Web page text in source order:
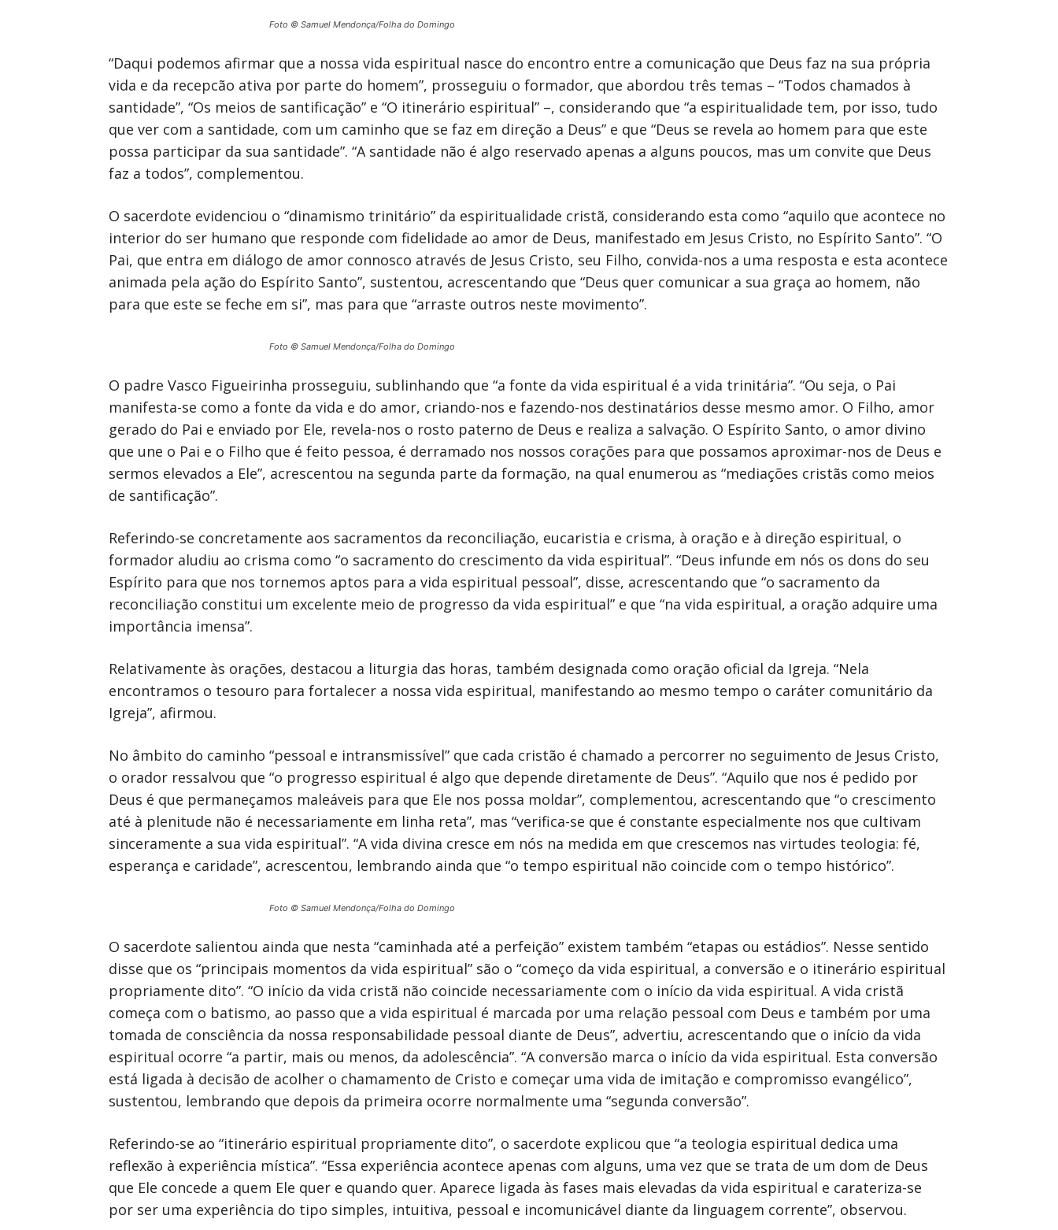
Foto © Samuel Mendonça/Folha do Domingo
“Daqui podemos afirmar que a nossa vida espiritual nasce do encontro entre a comunicação que Deus faz na sua própria
vida e da recepcão ativa por parte do homem”, prosseguiu o formador, que abordou três temas – “Todos chamados à
santidade”, “Os meios de santificação” e “O itinerário espiritual” –, considerando que “a espiritualidade tem, por isso, tudo
que ver com a santidade, com um caminho que se faz em direção a Deus” e que “Deus se revela ao homem para que este
possa participar da sua santidade”. “A santidade não é algo reservado apenas a alguns poucos, mas um convite que Deus
faz a todos”, complementou.
O sacerdote evidenciou o “dinamismo trinitário” da espiritualidade cristã, considerando esta como “aquilo que acontece no
interior do ser humano que responde com fidelidade ao amor de Deus, manifestado em Jesus Cristo, no Espírito Santo”. “O
Pai, que entra em diálogo de amor connosco através de Jesus Cristo, seu Filho, convida-nos a uma resposta e esta acontece
animada pela ação do Espírito Santo”, sustentou, acrescentando que “Deus quer comunicar a sua graça ao homem, não
para que este se feche em si”, mas para que “arraste outros neste movimento”.
Foto © Samuel Mendonça/Folha do Domingo
O padre Vasco Figueirinha prosseguiu, sublinhando que “a fonte da vida espiritual é a vida trinitária”. “Ou seja, o Pai
manifesta-se como a fonte da vida e do amor, criando-nos e fazendo-nos destinatários desse mesmo amor. O Filho, amor
gerado do Pai e enviado por Ele, revela-nos o rosto paterno de Deus e realiza a salvação. O Espírito Santo, o amor divino
que une o Pai e o Filho que é feito pessoa, é derramado nos nossos corações para que possamos aproximar-nos de Deus e
sermos elevados a Ele”, acrescentou na segunda parte da formação, na qual enumerou as “mediações cristãs como meios
de santificação”.
Referindo-se concretamente aos sacramentos da reconciliação, eucaristia e crisma, à oração e à direção espiritual, o
formador aludiu ao crisma como “o sacramento do crescimento da vida espiritual”. “Deus infunde em nós os dons do seu
Espírito para que nos tornemos aptos para a vida espiritual pessoal”, disse, acrescentando que “o sacramento da
reconciliação constitui um excelente meio de progresso da vida espiritual” e que “na vida espiritual, a oração adquire uma
importância imensa”.
Relativamente às orações, destacou a liturgia das horas, também designada como oração oficial da Igreja. “Nela
encontramos o tesouro para fortalecer a nossa vida espiritual, manifestando ao mesmo tempo o caráter comunitário da
Igreja”, afirmou.
No âmbito do caminho “pessoal e intransmissível” que cada cristão é chamado a percorrer no seguimento de Jesus Cristo,
o orador ressalvou que “o progresso espiritual é algo que depende diretamente de Deus”. “Aquilo que nos é pedido por
Deus é que permaneçamos maleáveis para que Ele nos possa moldar”, complementou, acrescentando que “o crescimento
até à plenitude não é necessariamente em linha reta”, mas “verifica-se que é constante especialmente nos que cultivam
sinceramente a sua vida espiritual”. “A vida divina cresce em nós na medida em que crescemos nas virtudes teologia: fé,
esperança e caridade”, acrescentou, lembrando ainda que “o tempo espiritual não coincide com o tempo histórico”.
Foto © Samuel Mendonça/Folha do Domingo
O sacerdote salientou ainda que nesta “caminhada até a perfeição” existem também “etapas ou estádios”. Nesse sentido
disse que os “principais momentos da vida espiritual” são o “começo da vida espiritual, a conversão e o itinerário espiritual
propriamente dito”. “O início da vida cristã não coincide necessariamente com o início da vida espiritual. A vida cristã
começa com o batismo, ao passo que a vida espiritual é marcada por uma relação pessoal com Deus e também por uma
tomada de consciência da nossa responsabilidade pessoal diante de Deus”, advertiu, acrescentando que o início da vida
espiritual ocorre “a partir, mais ou menos, da adolescência”. “A conversão marca o início da vida espiritual. Esta conversão
está ligada à decisão de acolher o chamamento de Cristo e começar uma vida de imitação e compromisso evangélico”,
sustentou, lembrando que depois da primeira ocorre normalmente uma “segunda conversão”.
Referindo-se ao “itinerário espiritual propriamente dito”, o sacerdote explicou que “a teologia espiritual dedica uma
reflexão à experiência mística”. “Essa experiência acontece apenas com alguns, uma vez que se trata de um dom de Deus
que Ele concede a quem Ele quer e quando quer. Aparece ligada às fases mais elevadas da vida espiritual e carateriza-se
por ser uma experiência do tipo simples, intuitiva, pessoal e incomunicável diante da linguagem corrente”, observou.